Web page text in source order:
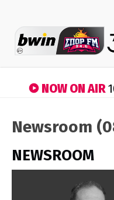
NOW ON AIR
Newsroom
NEWSROOM